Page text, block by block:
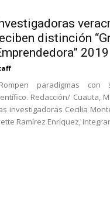
distinción
2019
paradigmas con
Redacción/ Cuauta,
investigadoras Cecilia
Ramírez Enríquez,